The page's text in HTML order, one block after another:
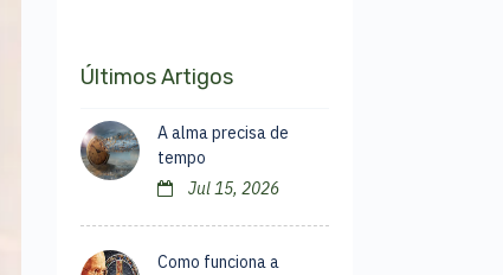
Últimos Artigos
A alma precisa de
tempo
Jul 15, 2026
Como funciona a